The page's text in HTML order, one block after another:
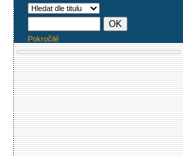
Pokročilé